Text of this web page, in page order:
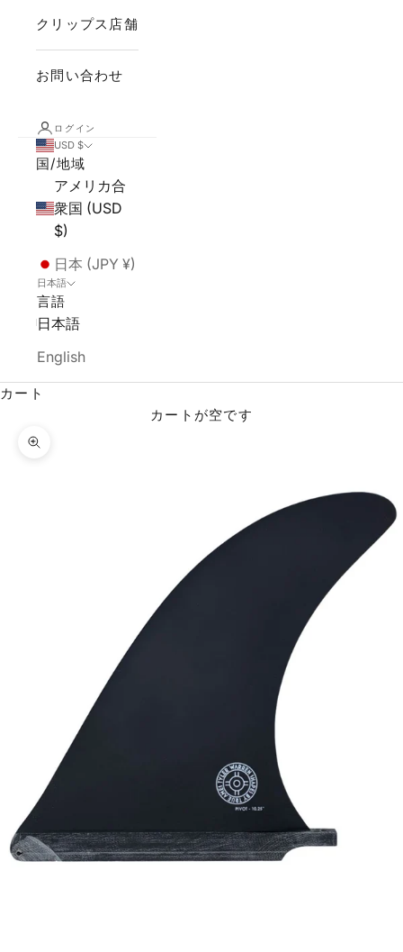
クリップス店舗
お問い合わせ
ログイン
USD $
国/地域
アメリカ合
衆国 (USD
$)
日本 (JPY ¥)
日本語
言語
日本語
English
カート
カートが空です
ズームイン